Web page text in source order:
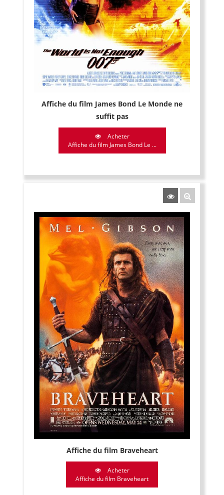
Affiche du film James Bond Le Monde ne
suffit pas
Acheter
Affiche du film James Bond Le ...
Affiche du film Braveheart
Acheter
Affiche du film Braveheart